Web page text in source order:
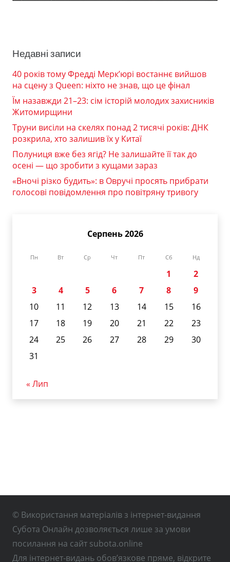
Недавні записи
40 років тому Фредді Мерк’юрі востаннє вийшов
на сцену з Queen: ніхто не знав, що це фінал
Їм назавжди 21–23: сім історій молодих захисників
Житомирщини
Труни висіли на скелях понад 2 тисячі років: ДНК
розкрила, хто залишив їх у Китаї
Полуниця вже без ягід? Не залишайте її так до
осені — що зробити з кущами зараз
«Вночі різко будить»: в Овручі просять прибрати
голосові повідомлення про повітряну тривогу
Серпень 2026
Пн Вт Ср Чт Пт Сб Нд
1
2
3
4 5 6 7 8
9
10
11 12 13 14 15
16
17
18 19 20 21 22
23
24
25 26 27 28 29
30
31
« Лип
© Використання матеріалів з інтернет-видання
Субота Онлайн дозволяється лише за умови
посилання на сайт subota.online
Для інтернет-видань обов’язкове пряме, відкрите